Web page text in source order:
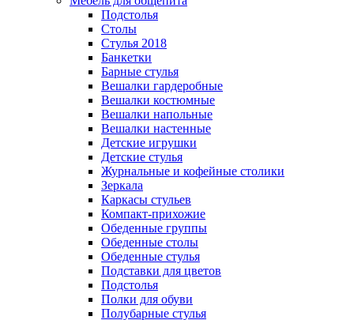
Подстолья
Столы
Стулья 2018
Банкетки
Барные стулья
Вешалки гардеробные
Вешалки костюмные
Вешалки напольные
Вешалки настенные
Детские игрушки
Детские стулья
Журнальные и кофейные столики
Зеркала
Каркасы стульев
Компакт-прихожие
Обеденные группы
Обеденные столы
Обеденные стулья
Подставки для цветов
Подстолья
Полки для обуви
Полубарные стулья